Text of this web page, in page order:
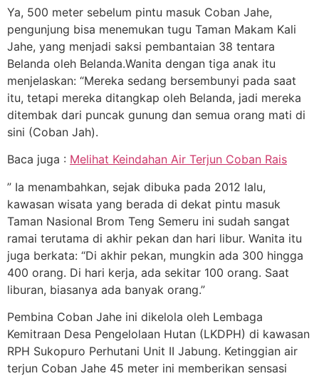
Ya, 500 meter sebelum pintu masuk Coban Jahe,
pengunjung bisa menemukan tugu Taman Makam Kali
Jahe, yang menjadi saksi pembantaian 38 tentara
Belanda oleh Belanda.Wanita dengan tiga anak itu
menjelaskan: “Mereka sedang bersembunyi pada saat
itu, tetapi mereka ditangkap oleh Belanda, jadi mereka
ditembak dari puncak gunung dan semua orang mati di
sini (Coban Jah).
Baca juga : Melihat Keindahan Air Terjun Coban Rais
” Ia menambahkan, sejak dibuka pada 2012 lalu,
kawasan wisata yang berada di dekat pintu masuk
Taman Nasional Brom Teng Semeru ini sudah sangat
ramai terutama di akhir pekan dan hari libur. Wanita itu
juga berkata: “Di akhir pekan, mungkin ada 300 hingga
400 orang. Di hari kerja, ada sekitar 100 orang. Saat
liburan, biasanya ada banyak orang.”
Pembina Coban Jahe ini dikelola oleh Lembaga
Kemitraan Desa Pengelolaan Hutan (LKDPH) di kawasan
RPH Sukopuro Perhutani Unit II Jabung. Ketinggian air
terjun Coban Jahe 45 meter ini memberikan sensasi